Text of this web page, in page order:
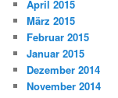
April 2015
März 2015
Februar 2015
Januar 2015
Dezember 2014
November 2014